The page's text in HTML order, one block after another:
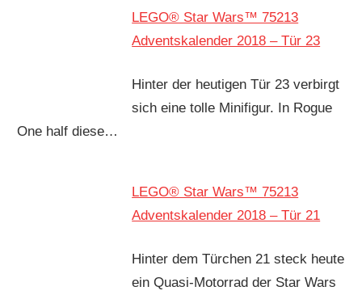
LEGO® Star Wars™ 75213
Adventskalender 2018 – Tür 23
Hinter der heutigen Tür 23 verbirgt
sich eine tolle Minifigur. In Rogue
One half diese…
LEGO® Star Wars™ 75213
Adventskalender 2018 – Tür 21
Hinter dem Türchen 21 steck heute
ein Quasi-Motorrad der Star Wars